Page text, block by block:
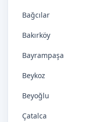
Bağcılar
Bakırköy
Bayrampaşa
Beykoz
Beyoğlu
Çatalca